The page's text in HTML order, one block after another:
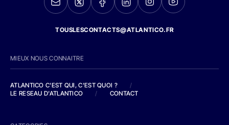
TOUSLESCONTACTS@ATLANTICO.FR
MIEUX NOUS CONNAITRE
ATLANTICO C'EST QUI, C'EST QUOI ?
/
LE RESEAU D'ATLANTICO
/ CONTACT